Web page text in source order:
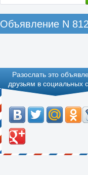
Объявление N
Разослать это
друзьям в социальных